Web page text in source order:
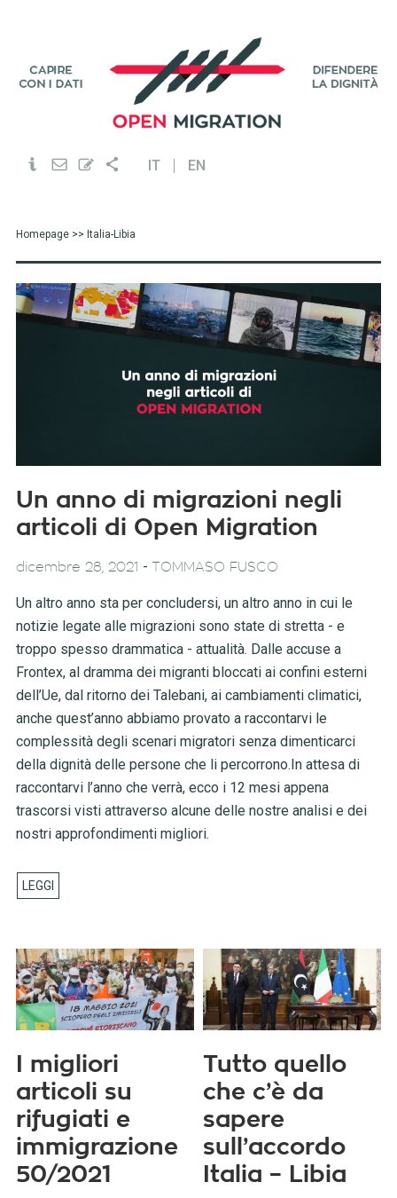
IT EN
Homepage>> Italia-Libia
Un anno di migrazioni negli
articoli di Open Migration
dicembre 28, 2021 - TOMMASO FUSCO
Un altro anno sta per concludersi, un altro anno in cui le
notizie legate alle migrazioni sono state di stretta - e
troppo spesso drammatica - attualità. Dalle accuse a
Frontex, al dramma dei migranti bloccati ai confini esterni
dell’Ue, dal ritorno dei Talebani, ai cambiamenti climatici,
anche quest’anno abbiamo provato a raccontarvi le
complessità degli scenari migratori senza dimenticarci
della dignità delle persone che li percorrono.In attesa di
raccontarvi l’anno che verrà, ecco i 12 mesi appena
trascorsi visti attraverso alcune delle nostre analisi e dei
nostri approfondimenti migliori.
I migliori
articoli su
rifugiati e
immigrazione
50/2021
Tutto quello
che c’è da
sapere
sull’accordo
Italia – Libia